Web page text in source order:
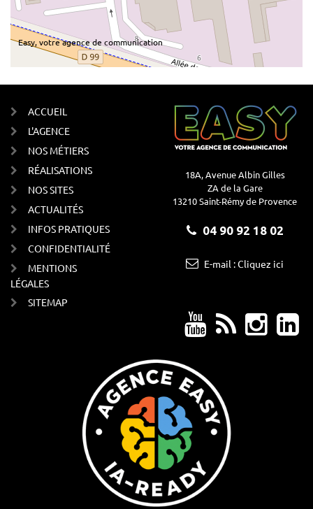
Easy, votre agence de communication
ACCUEIL
L'AGENCE
NOS MÉTIERS
RÉALISATIONS
NOS SITES
ACTUALITÉS
INFOS PRATIQUES
CONFIDENTIALITÉ
MENTIONS
LÉGALES
SITEMAP
18A, Avenue Albin Gilles
ZA de la Gare
13210 Saint-Rémy de Provence
04 90 92 18 02
E-mail : Cliquez ici